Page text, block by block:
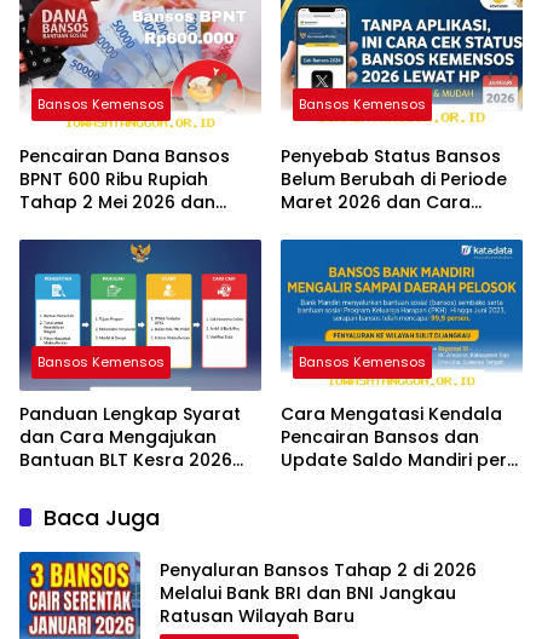
Bansos Kemensos
Pencairan Dana Bansos
BPNT 600 Ribu Rupiah
Tahap 2 Mei 2026 dan
Bansos Kemensos
Penyebab Status Bansos
Belum Berubah di Periode
Maret 2026 dan Cara
Bansos Kemensos
Panduan Lengkap Syarat
dan Cara Mengajukan
Bantuan BLT Kesra 2026
Bansos Kemensos
Cara Mengatasi Kendala
Pencairan Bansos dan
Update Saldo Mandiri per
Baca Juga
Penyaluran Bansos Tahap 2 di 2026
Melalui Bank BRI dan BNI Jangkau
Ratusan Wilayah Baru